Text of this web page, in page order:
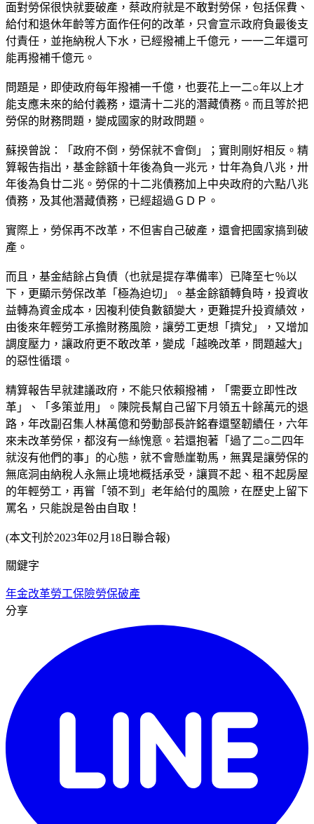
面對勞保很快就要破產，蔡政府就是不敢對勞保，包括保費、
給付和退休年齡等方面作任何的改革，只會宣示政府負最後支
付責任，並拖納稅人下水，已經撥補上千億元，一一二年還可
能再撥補千億元。
問題是，即使政府每年撥補一千億，也要花上一二○年以上才
能支應未來的給付義務，還清十二兆的潛藏債務。而且等於把
勞保的財務問題，變成國家的財政問題。
蘇揆曾說：「政府不倒，勞保就不會倒」；實則剛好相反。精
算報告指出，基金餘額十年後為負一兆元，廿年為負八兆，卅
年後為負廿二兆。勞保的十二兆債務加上中央政府的六點八兆
債務，及其他潛藏債務，已經超過ＧＤＰ。
實際上，勞保再不改革，不但害自己破產，還會把國家搞到破
產。
而且，基金結餘占負債（也就是提存準備率）已降至七％以
下，更顯示勞保改革「極為迫切」。基金餘額轉負時，投資收
益轉為資金成本，因複利使負數額變大，更難提升投資績效，
由後來年輕勞工承擔財務風險，讓勞工更想「擠兌」，又增加
調度壓力，讓政府更不敢改革，變成「越晚改革，問題越大」
的惡性循環。
精算報告早就建議政府，不能只依賴撥補，「需要立即性改
革」、「多策並用」。陳院長幫自己留下月領五十餘萬元的退
路，年改副召集人林萬億和勞動部長許銘春還堅韌續任，六年
來未改革勞保，都沒有一絲愧意。若還抱著「過了二○二四年
就沒有他們的事」的心態，就不會懸崖勒馬，無異是讓勞保的
無底洞由納稅人永無止境地概括承受，讓買不起、租不起房屋
的年輕勞工，再嘗「領不到」老年給付的風險，在歷史上留下
罵名，只能說是咎由自取！
(本文刊於2023年02月18日聯合報)
關鍵字
年金改革勞工保險勞保破產
分享